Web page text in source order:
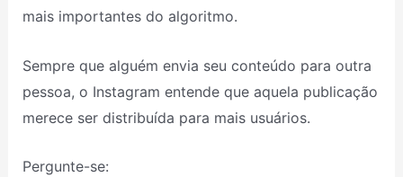
mais importantes do algoritmo.
Sempre que alguém envia seu conteúdo para outra
pessoa, o Instagram entende que aquela publicação
merece ser distribuída para mais usuários.
Pergunte-se: